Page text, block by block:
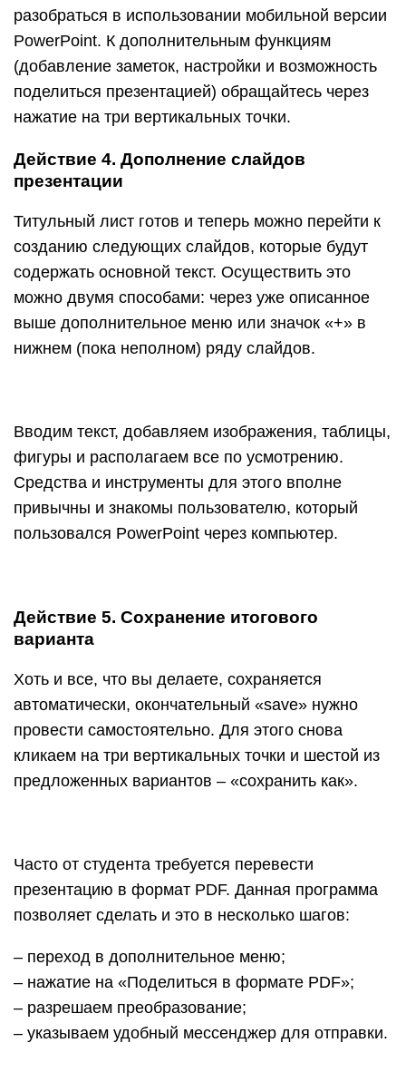
разобраться в использовании мобильной версии
PowerPoint. К дополнительным функциям
(добавление заметок, настройки и возможность
поделиться презентацией) обращайтесь через
нажатие на три вертикальных точки.
Действие 4. Дополнение слайдов
презентации
Титульный лист готов и теперь можно перейти к
созданию следующих слайдов, которые будут
содержать основной текст. Осуществить это
можно двумя способами: через уже описанное
выше дополнительное меню или значок «+» в
нижнем (пока неполном) ряду слайдов.
Вводим текст, добавляем изображения, таблицы,
фигуры и располагаем все по усмотрению.
Средства и инструменты для этого вполне
привычны и знакомы пользователю, который
пользовался PowerPoint через компьютер.
Действие 5. Сохранение итогового
варианта
Хоть и все, что вы делаете, сохраняется
автоматически, окончательный «save» нужно
провести самостоятельно. Для этого снова
кликаем на три вертикальных точки и шестой из
предложенных вариантов – «сохранить как».
Часто от студента требуется перевести
презентацию в формат PDF. Данная программа
позволяет сделать и это в несколько шагов:
– переход в дополнительное меню;
– нажатие на «Поделиться в формате PDF»;
– разрешаем преобразование;
– указываем удобный мессенджер для отправки.